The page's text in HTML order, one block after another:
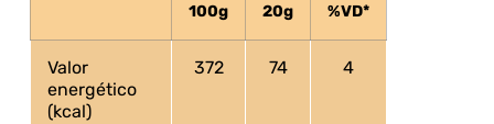
100g 20g %VD*
Valor
energético
(kcal)
372 74 4